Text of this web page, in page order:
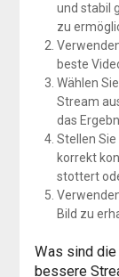
und stabil
zu
beste
Wählen
Stream
das
Stellen
korrekt
stottert
Bild zu
Was sind
bessere